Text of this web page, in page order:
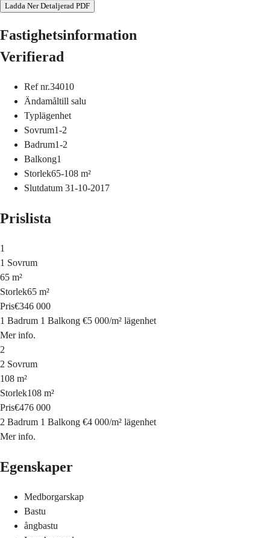
Ladda Ner Detaljerad PDF
Fastighetsinformation
Verifierad
Ref nr.34010
Ändamåltill salu
Typlägenhet
Sovrum1-2
Badrum1-2
Balkong1
Storlek65-108 m²
Slutdatum 31-10-2017
Prislista
1
1 Sovrum
65 m²
Storlek65 m²
Pris€346 000
1 Badrum 1 Balkong €5 000/m² lägenhet
Mer info.
2
2 Sovrum
108 m²
Storlek108 m²
Pris€476 000
2 Badrum 1 Balkong €4 000/m² lägenhet
Mer info.
Egenskaper
Medborgarskap
Bastu
ångbastu